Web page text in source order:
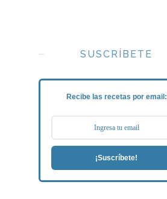
SUSCRÍBETE
Recibe las recetas por email:
¡Suscríbete!